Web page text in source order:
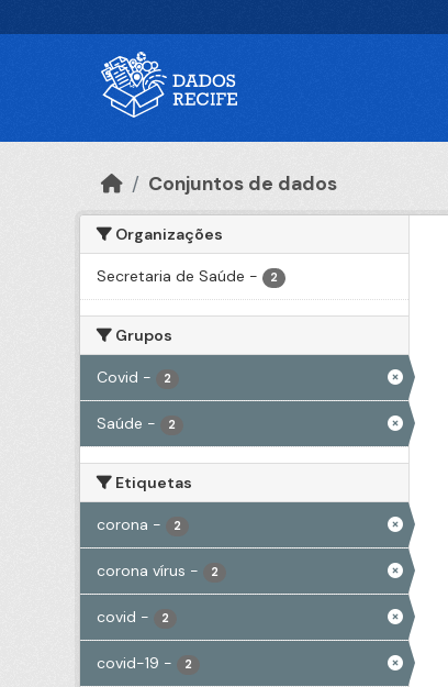
Conjuntos de dados
Organizações
Secretaria de Saúde - 2
Grupos
Covid - 2
Saúde - 2
Etiquetas
corona - 2
corona vírus - 2
covid - 2
covid-19 - 2